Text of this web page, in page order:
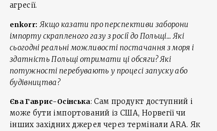
агресії.
enkorr: Якщо казати про перспективи заборони
імпорту скрапленого газу з росії до Польщі... Які
сьогодні реальні можливості постачання з моря і
здатність Польщі отримати ці обсяги? Які
потужності перебувають у процесі запуску або
будівництва?
Єва Гаврис-Осінська: Сам продукт доступний і
може бути імпортований із США, Норвегії чи
інших західних джерел через термінали ARA. Як